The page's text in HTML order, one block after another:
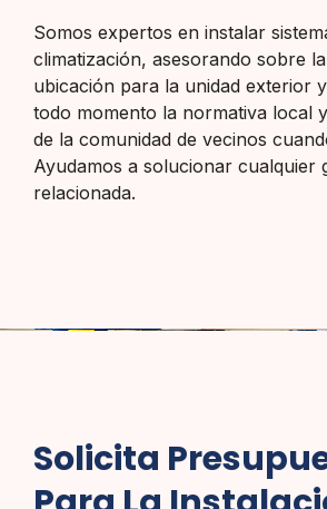
Somos expertos en instalar
climatización, asesorando sobre
ubicación para la unidad exterior
todo momento la normativa local
de la comunidad de vecinos
Ayudamos a solucionar cualquier
relacionada.
Solicita